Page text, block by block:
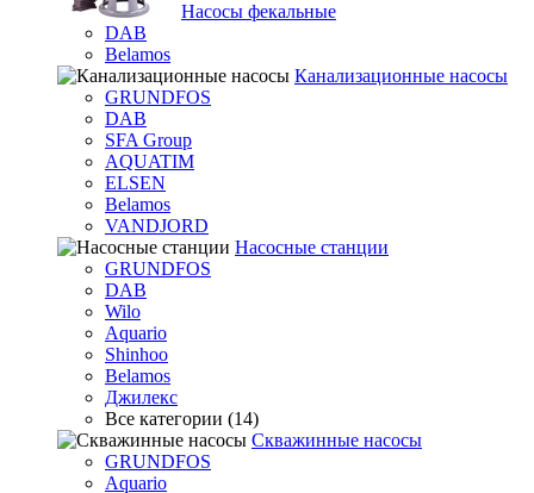
Насосы фекальные
DAB
Belamos
Канализационные насосы
GRUNDFOS
DAB
SFA Group
AQUATIM
ELSEN
Belamos
VANDJORD
Насосные станции
GRUNDFOS
DAB
Wilo
Aquario
Shinhoo
Belamos
Джилекс
Все категории (14)
Скважинные насосы
GRUNDFOS
Aquario